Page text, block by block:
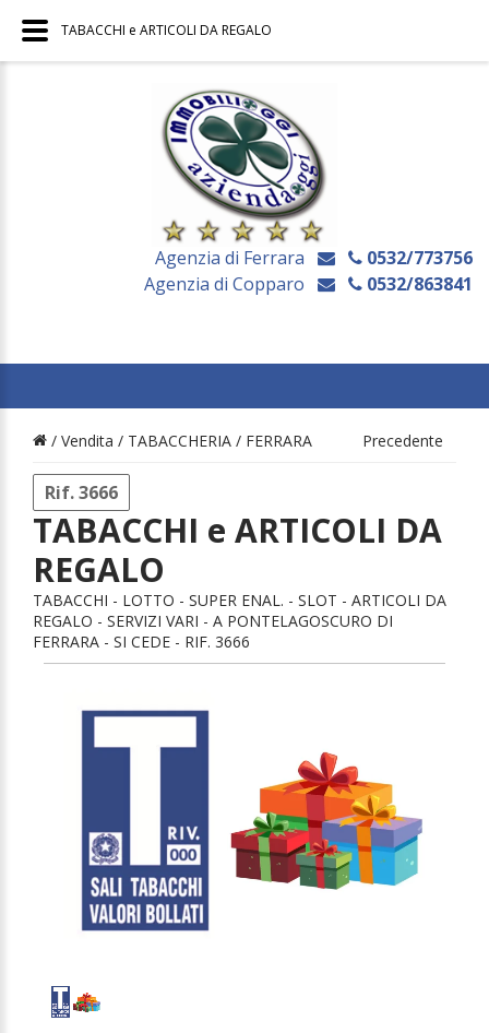
Agenzia di Ferrara
0532/773756
Agenzia di Copparo
0532/863841
/ Vendita / TABACCHERIA / FERRARA Precedente
Rif. 3666
TABACCHI e ARTICOLI DA
REGALO
TABACCHI - LOTTO - SUPER ENAL. - SLOT - ARTICOLI DA
REGALO - SERVIZI VARI - A PONTELAGOSCURO DI
FERRARA - SI CEDE - RIF. 3666
TABACCHI e ARTICOLI DA REGALO